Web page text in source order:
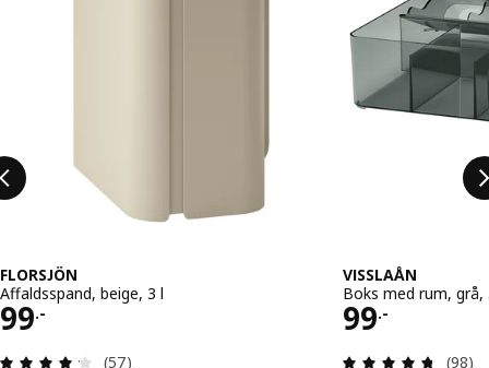
FLORSJÖN
Affaldsspand, beige, 3 l
99.-
Pris 99.-
Anmeld: 4.2 ud af 5 Stjerner. Anmeldelser i alt:
(57)
VISSLAÅN
Boks med rum, grå,
99.-
Pris 99.-
(98)